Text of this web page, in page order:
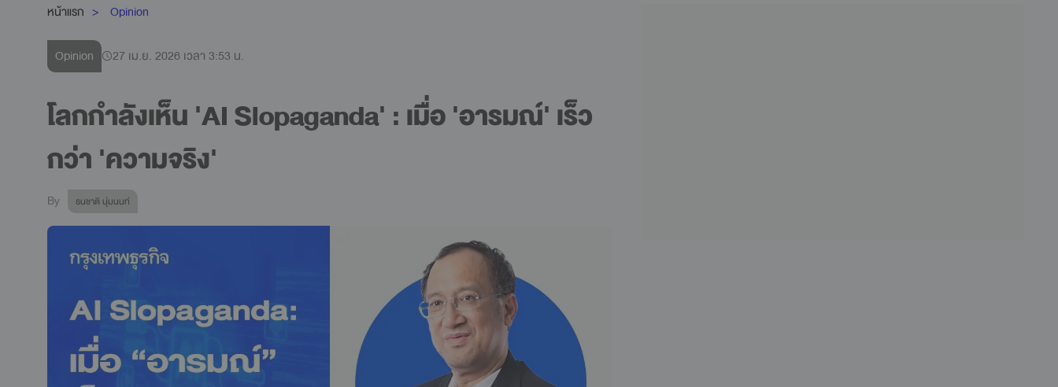
หน้าแรก Opinion
Opinion 27 เม.ย. 2026 เวลา 3:53 น.
โลกกำลังเห็น 'AI Slopaganda' : เมื่อ 'อารมณ์' เร็ว
กว่า 'ความจริง'
By ธนชาติ นุ่มนนท์